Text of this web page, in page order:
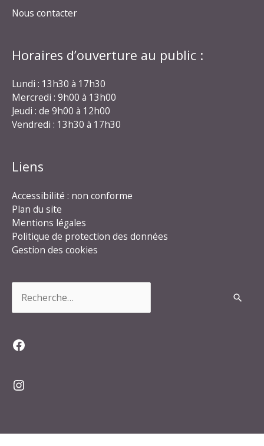
Nous contacter
Horaires d’ouverture au public :
Lundi : 13h30 à 17h30
Mercredi : 9h00 à 13h00
Jeudi : de 9h00 à 12h00
Vendredi : 13h30 à 17h30
Liens
Accessibilité : non conforme
Plan du site
Mentions légales
Politique de protection des données
Gestion des cookies
Facebook
Instagram